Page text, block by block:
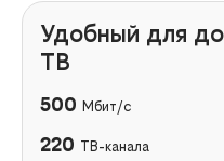
Удобный для
ТВ
500 Мбит/с
220 ТВ-канала